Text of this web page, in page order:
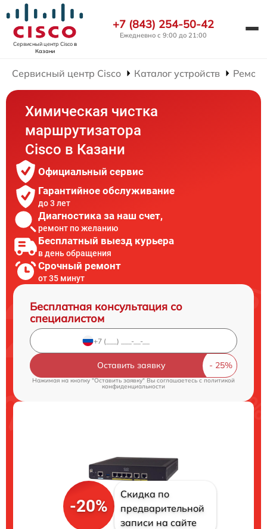
Сервисный центр Ciscoв
Казани
+7 (843) 254-50-42
Ежедневно с 9:00 до 21:00
Сервисный центр Cisco Каталог устройств
Химическая чистка
маршрутизатора
Cisco в Казани
Официальный сервис
Гарантийное обслуживание
до 3 лет
Диагностика за наш счет,
ремонт по желанию
Бесплатный выезд курьера
в день обращения
Срочный ремонт
от 35 минут
Бесплатная консультация со
специалистом
Оставить заявку
Нажимая на кнопку "Оставить заявку" Вы соглашаетесь cполитикой
конфиденциальности
-20%
Скидка по
предварительной
записи на сайте